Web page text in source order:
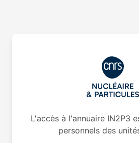
L'accès à l'annuaire IN2P3
personnels des